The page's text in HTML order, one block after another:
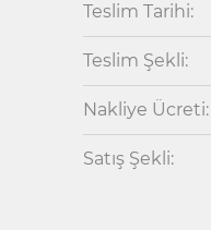
Teslim Tarihi:
Teslim Şekli:
Nakliye Ücreti:
Satış Şekli: